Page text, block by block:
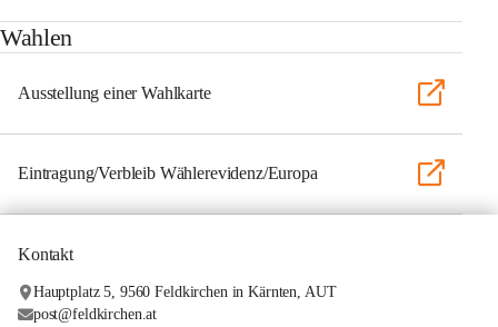
Wahlen
Ausstellung einer Wahlkarte
Eintragung/Verbleib Wählerevidenz/Europa
Kontakt
Hauptplatz 5, 9560 Feldkirchen in Kärnten, AUT
post@feldkirchen.at